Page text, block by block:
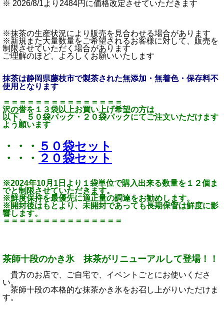
※ 2026/8/1より2484円に価格改定させていただきます
※抹茶の生産状況により販売を見合わせる場合があります
※新規また大量数量をご希望されるお客様に対して、販売を
制限させていただく場合があります
ご理解のほど、よろしくお願いいたします
抹茶は静岡県藤枝市で製茶された無添加・無着色・保存料不
使用となります
＝＝＝＝＝＝＝＝＝＝＝＝＝＝＝
沢の誉を１３袋以上お買い上げ希望の方は
以下、５０袋パック・２０袋パックにてご注文いただけます
よう願います
・・・ ５０袋セット
・・・ ２０袋セット
※2024年10月1日より１袋単位で購入出来る数量を１２個ま
でと制限させていただきます。
※鮮度保持を最優先に適正量の調達をお勧めします。
※開封後はもとより、未開封であっても長期保管は鮮度に影
響します。
＝＝＝＝＝＝＝＝＝＝＝＝＝＝＝
茶師十段のかき氷 抹茶がリニューアルして登場！！
貴方のお店で、ご自宅で、イベントごとにお使いくださ
い。
茶師十段の本格的な抹茶かき氷をお召し上がりいただけま
す。